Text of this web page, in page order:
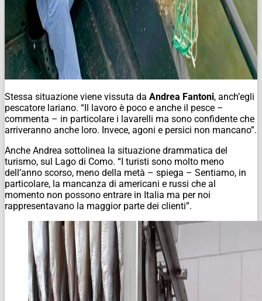
Stessa situazione viene vissuta da Andrea Fantoni, anch’egli
pescatore lariano. “Il lavoro è poco e anche il pesce –
commenta – in particolare i lavarelli ma sono confidente che
arriveranno anche loro. Invece, agoni e persici non mancano”.
Anche Andrea sottolinea la situazione drammatica del
turismo, sul Lago di Como. “I turisti sono molto meno
dell’anno scorso, meno della metà – spiega – Sentiamo, in
particolare, la mancanza di americani e russi che al
momento non possono entrare in Italia ma per noi
rappresentavano la maggior parte dei clienti”.